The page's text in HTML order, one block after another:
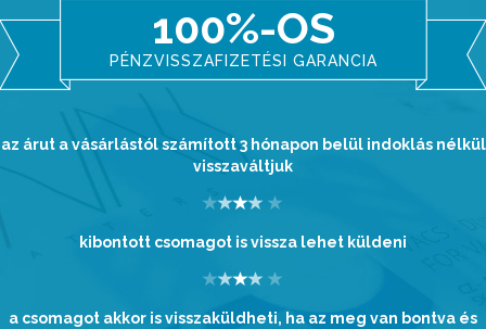
100%-OS
PÉNZVISSZAFIZETÉSI GARANCIA
az árut a vásárlástól számított 3 hónapon belül indoklás nélkül
visszaváltjuk
kibontott csomagot is vissza lehet küldeni
a csomagot akkor is visszaküldheti, ha az meg van bontva és